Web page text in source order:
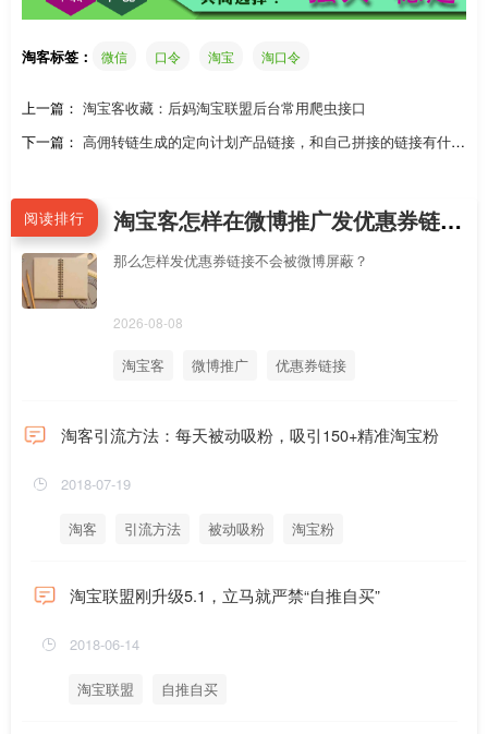
淘客标签： 微信 口令 淘宝 淘口令
上一篇： 淘宝客收藏：后妈淘宝联盟后台常用爬虫接口
下一篇： 高佣转链生成的定向计划产品链接，和自己拼接的链接有什么
阅读排行 淘宝客怎样在微博推广发优惠券链接不会被屏蔽拦截？手机新浪微博APP怎么直接跳到淘宝APP领券？
那么怎样发优惠券链接不会被微博屏蔽？
2026-08-08
淘宝客 微博推广 优惠券链接
淘客引流方法：每天被动吸粉，吸引150+精准淘宝粉
2018-07-19
淘客 引流方法 被动吸粉 淘宝粉
淘宝联盟刚升级5.1，立马就严禁“自推自买”
2018-06-14
淘宝联盟 自推自买